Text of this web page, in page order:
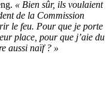
« Bien sûr, ils voulaient
de la Commission
le feu. Pour que je porte
place, pour que j’aie du
aussi naïf ? »